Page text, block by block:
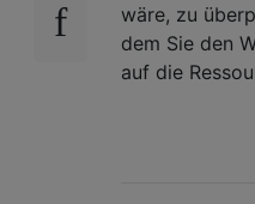
wäre, zu
dem Sie den
auf die